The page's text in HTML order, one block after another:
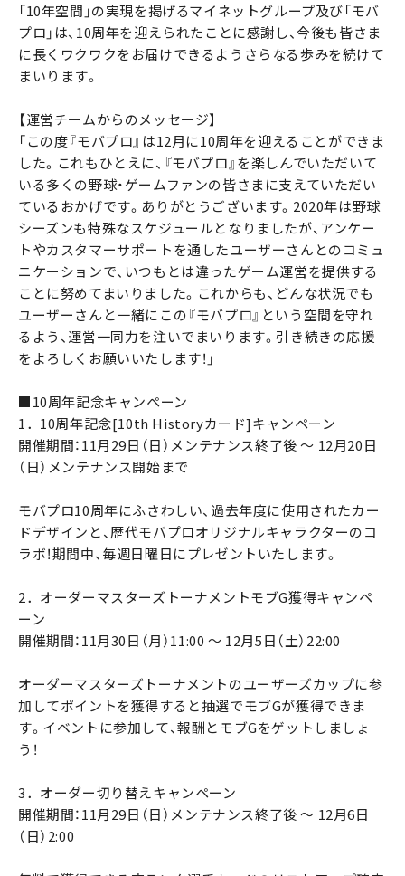
「10年空間」の実現を掲げるマイネットグループ及び「モバ
プロ」は、10周年を迎えられたことに感謝し、今後も皆さま
に長くワクワクをお届けできるようさらなる歩みを続けて
まいります。
【運営チームからのメッセージ】
「この度『モバプロ』は12月に10周年を迎えることができま
した。これもひとえに、『モバプロ』を楽しんでいただいて
いる多くの野球・ゲームファンの皆さまに支えていただい
ているおかげです。ありがとうございます。2020年は野球
シーズンも特殊なスケジュールとなりましたが、アンケー
トやカスタマーサポートを通したユーザーさんとのコミュ
ニケーションで、いつもとは違ったゲーム運営を提供する
ことに努めてまいりました。これからも、どんな状況でも
ユーザーさんと一緒にこの『モバプロ』という空間を守れ
るよう、運営一同力を注いでまいります。引き続きの応援
をよろしくお願いいたします！」
■10周年記念キャンペーン
1．10周年記念[10th Historyカード]キャンペーン
開催期間：11月29日（日）メンテナンス終了後 ～ 12月20日
（日）メンテナンス開始まで
モバプロ10周年にふさわしい、過去年度に使用されたカー
ドデザインと、歴代モバプロオリジナルキャラクターのコ
ラボ！期間中、毎週日曜日にプレゼントいたします。
2．オーダーマスターズトーナメントモブG獲得キャンペ
ーン
開催期間：11月30日（月）11:00 ～ 12月5日（土）22:00
オーダーマスターズトーナメントのユーザーズカップに参
加してポイントを獲得すると抽選でモブGが獲得できま
す。イベントに参加して、報酬とモブGをゲットしましょ
う！
3．オーダー切り替えキャンペーン
開催期間：11月29日（日）メンテナンス終了後 ～ 12月6日
（日）2:00